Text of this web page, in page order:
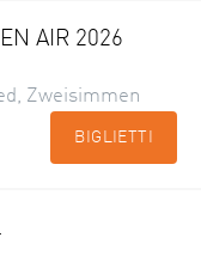
AIR 2026
Zweisimmen
BIGLIETTI